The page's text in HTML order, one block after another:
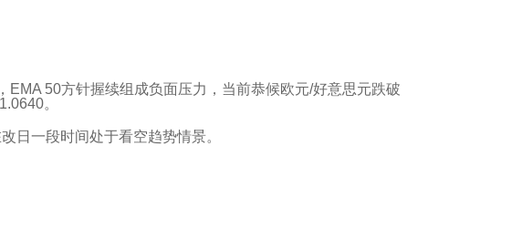
50方针握续组成负面压力，当前恭候欧元/好意思元跌破
。
日一段时间处于看空趋势情景。